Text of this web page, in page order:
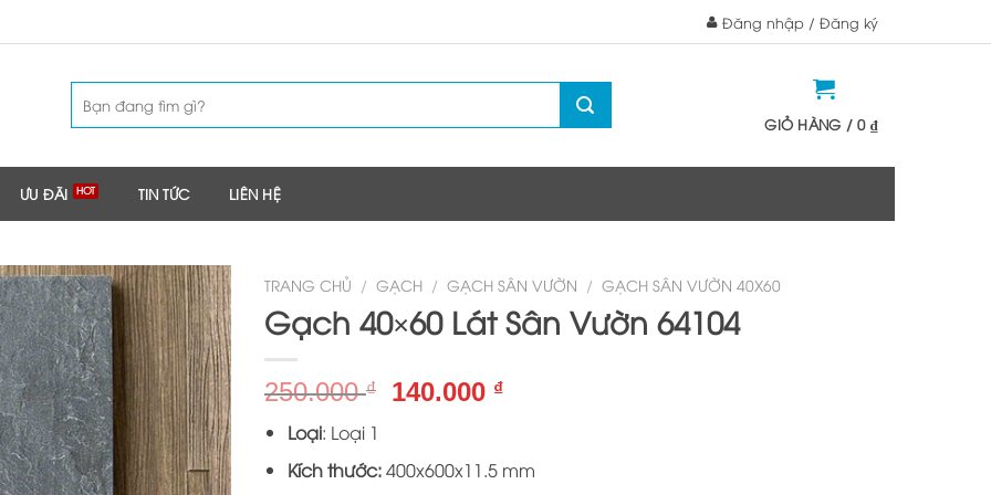
Đăng nhập / Đăng ký
kiếm:
GIỎ HÀNG /0 ₫
ƯU ĐÃI TIN TỨC LIÊN HỆ
TRANG CHỦ / GẠCH / GẠCH SÂN VƯỜN / GẠCH SÂN VƯỜN 40X60
Gạch 40×60 Lát Sân Vườn 64104
250.000₫
Giá
250.000 ₫.
140.000 ₫Giá
là:
Loại: Loại 1
Kích thước:400x600x11.5 mm